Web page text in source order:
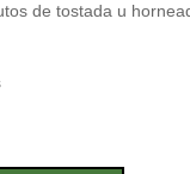
de tostada u